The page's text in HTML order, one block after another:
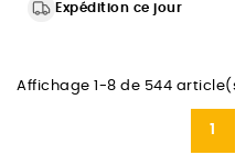
Expédition ce jour
Affichage 1-8 de 544
1